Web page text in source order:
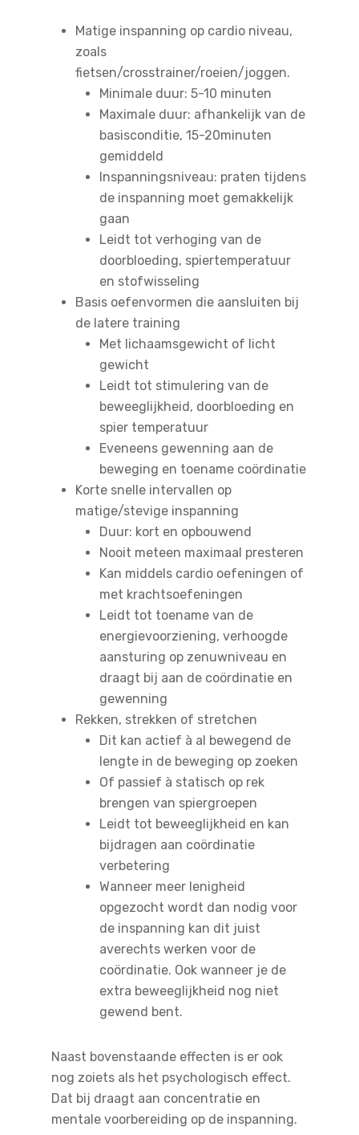
Matige inspanning op cardio niveau,
zoals
fietsen/crosstrainer/roeien/joggen.
Minimale duur: 5-10 minuten
Maximale duur: afhankelijk van de
basisconditie, 15-20minuten
gemiddeld
Inspanningsniveau: praten tijdens
de inspanning moet gemakkelijk
gaan
Leidt tot verhoging van de
doorbloeding, spiertemperatuur
en stofwisseling
Basis oefenvormen die aansluiten bij
de latere training
Met lichaamsgewicht of licht
gewicht
Leidt tot stimulering van de
beweeglijkheid, doorbloeding en
spier temperatuur
Eveneens gewenning aan de
beweging en toename coördinatie
Korte snelle intervallen op
matige/stevige inspanning
Duur: kort en opbouwend
Nooit meteen maximaal presteren
Kan middels cardio oefeningen of
met krachtsoefeningen
Leidt tot toename van de
energievoorziening, verhoogde
aansturing op zenuwniveau en
draagt bij aan de coördinatie en
gewenning
Rekken, strekken of stretchen
Dit kan actief à al bewegend de
lengte in de beweging op zoeken
Of passief à statisch op rek
brengen van spiergroepen
Leidt tot beweeglijkheid en kan
bijdragen aan coördinatie
verbetering
Wanneer meer lenigheid
opgezocht wordt dan nodig voor
de inspanning kan dit juist
averechts werken voor de
coördinatie. Ook wanneer je de
extra beweeglijkheid nog niet
gewend bent.
Naast bovenstaande effecten is er ook
nog zoiets als het psychologisch effect.
Dat bij draagt aan concentratie en
mentale voorbereiding op de inspanning.
Sporten
Over ons
Contact
Nieuws
Vacatures
Zoeken